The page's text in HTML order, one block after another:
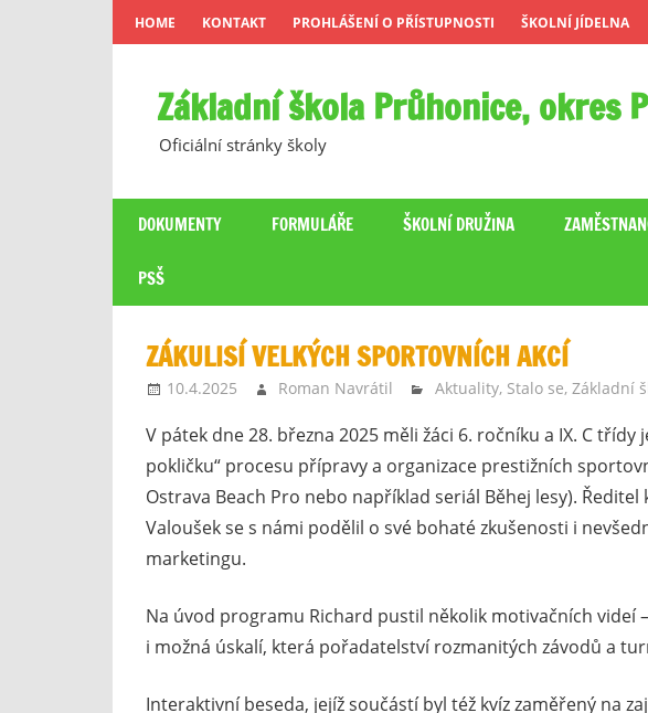
Skip
to
HOME KONTAKT PROHLÁŠENÍ O PŘÍSTUPNOSTI ŠKOLNÍ JÍDELNA
Základní škola Průhonice, okres
Oficiální stránky školy
DOKUMENTY FORMULÁŘE ŠKOLNÍ DRUŽINA
PSŠ
ZÁKULISÍ VELKÝCH SPORTOVNÍCH AKCÍ
10.4.2025 Roman Navrátil Aktuality, Stalo se, Základní
V pátek dne 28. března 2025 měli žáci 6. ročníku a IX. C
pokličku“ procesu přípravy a organizace prestižních
Ostrava Beach Pro nebo například seriál Běhej lesy).
Valoušek se s námi podělil o své bohaté zkušenosti i
marketingu.
Na úvod programu Richard pustil několik motivačních videí
i možná úskalí, která pořadatelství rozmanitých závodů a
Interaktivní beseda, jejíž součástí byl též kvíz zaměřený na